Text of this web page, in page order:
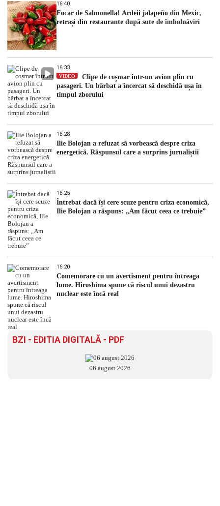
16:40
Focar de Salmonella! Ardeii jalapeño din Mexic,
retrași din restaurante după sute de îmbolnăviri
16:33
VIDEO
Clipe de coșmar într-un avion plin cu
pasageri. Un bărbat a încercat să deschidă ușa în
timpul zborului
16:28
Ilie Bolojan a refuzat să vorbească despre criza
energetică. Răspunsul care a surprins jurnaliștii
16:25
Întrebat dacă își cere scuze pentru criza economică,
Ilie Bolojan a răspuns: „Am făcut ceea ce trebuie”
16:20
Comemorare cu un avertisment pentru întreaga
lume. Hiroshima spune că riscul unui dezastru
nuclear este încă real
BZI - EDITIA DIGITALĂ - PDF
06 august 2026